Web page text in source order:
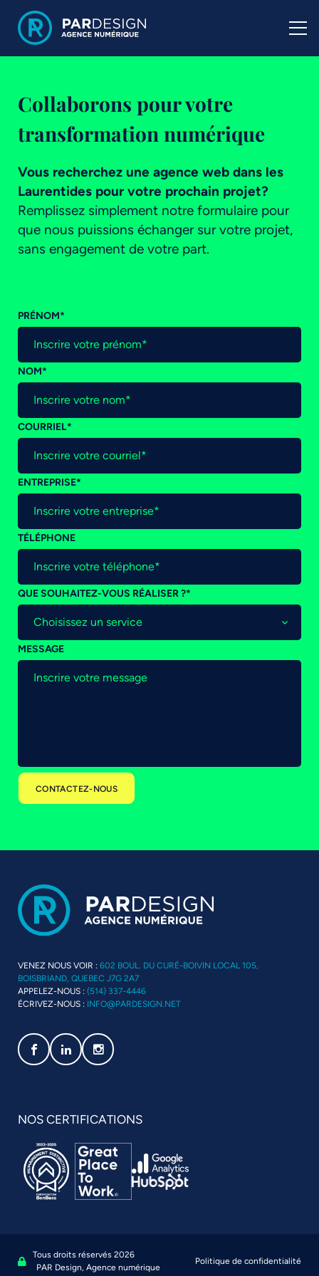
Collaborons pour votre
transformation numérique
Vous recherchez une agence web dans les
Laurentides pour votre prochain projet?
Remplissez simplement notre formulaire pour
que nous puissions échanger sur votre projet,
sans engagement de votre part.
PRÉNOM*
NOM*
COURRIEL*
ENTREPRISE*
TÉLÉPHONE
QUE SOUHAITEZ-VOUS RÉALISER ?*
MESSAGE
CONTACTEZ-NOUS
VENEZ NOUS VOIR : 602 BOUL. DU CURÉ-BOIVIN LOCAL 105,
BOISBRIAND, QUEBEC J7G 2A7
APPELEZ-NOUS : (514) 337-4446
ÉCRIVEZ-NOUS : INFO@PARDESIGN.NET
Social media link icon-facebook
Social media link icon-linkedin
Social media link icon-instagram
NOS CERTIFICATIONS
Se connecter à l'administration
Tous droits réservés 2026
PAR Design, Agence numérique
Politique de confidentialité